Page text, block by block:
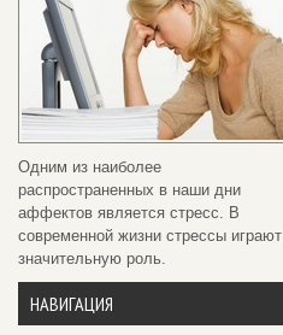
Одним из наиболее
распространенных в наши дни
аффектов является стресс. В
современной жизни стрессы играют
значительную роль.
НАВИГАЦИЯ